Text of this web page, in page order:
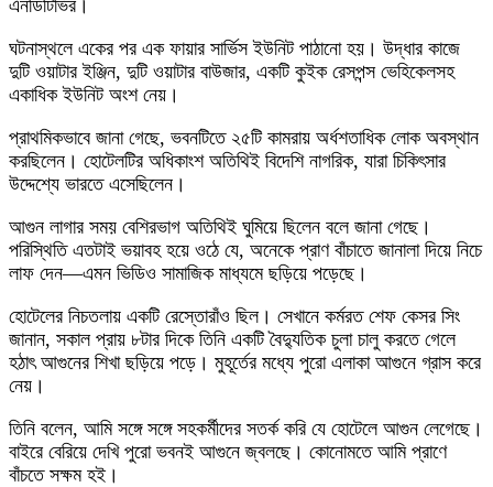
এনডিটিভির।
ঘটনাস্থলে একের পর এক ফায়ার সার্ভিস ইউনিট পাঠানো হয়। উদ্ধার কাজে
দুটি ওয়াটার ইঞ্জিন, দুটি ওয়াটার বাউজার, একটি কুইক রেসপন্স ভেহিকেলসহ
একাধিক ইউনিট অংশ নেয়।
প্রাথমিকভাবে জানা গেছে, ভবনটিতে ২৫টি কামরায় অর্ধশতাধিক লোক অবস্থান
করছিলেন। হোটেলটির অধিকাংশ অতিথিই বিদেশি নাগরিক, যারা চিকিৎসার
উদ্দেশ্যে ভারতে এসেছিলেন।
আগুন লাগার সময় বেশিরভাগ অতিথিই ঘুমিয়ে ছিলেন বলে জানা গেছে।
পরিস্থিতি এতটাই ভয়াবহ হয়ে ওঠে যে, অনেকে প্রাণ বাঁচাতে জানালা দিয়ে নিচে
লাফ দেন—এমন ভিডিও সামাজিক মাধ্যমে ছড়িয়ে পড়েছে।
হোটেলের নিচতলায় একটি রেস্তোরাঁও ছিল। সেখানে কর্মরত শেফ কেসর সিং
জানান, সকাল প্রায় ৮টার দিকে তিনি একটি বৈদ্যুতিক চুলা চালু করতে গেলে
হঠাৎ আগুনের শিখা ছড়িয়ে পড়ে। মুহূর্তের মধ্যে পুরো এলাকা আগুনে গ্রাস করে
নেয়।
তিনি বলেন, আমি সঙ্গে সঙ্গে সহকর্মীদের সতর্ক করি যে হোটেলে আগুন লেগেছে।
বাইরে বেরিয়ে দেখি পুরো ভবনই আগুনে জ্বলছে। কোনোমতে আমি প্রাণে
বাঁচতে সক্ষম হই।